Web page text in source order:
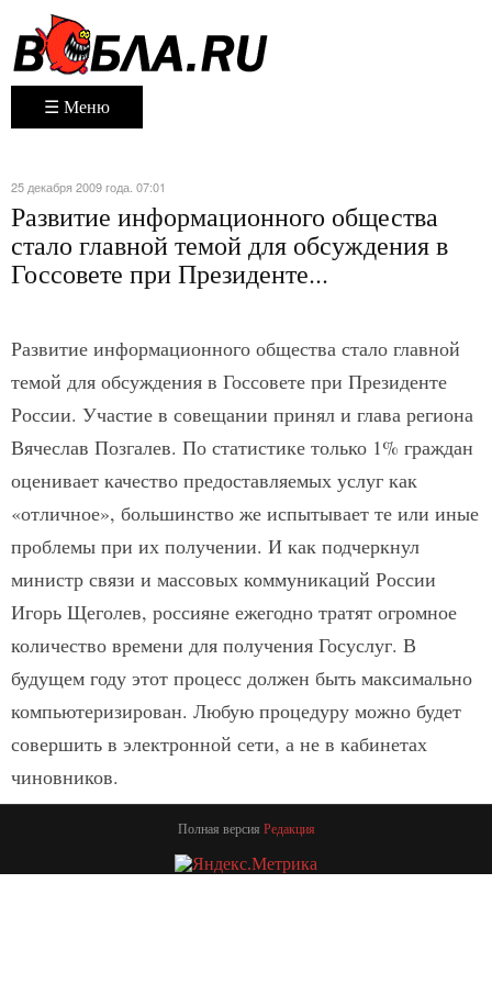
☰ Меню
25 декабря 2009 года. 07:01
Развитие информационного общества
стало главной темой для обсуждения в
Госсовете при Президенте...
Развитие информационного общества стало главной
темой для обсуждения в Госсовете при Президенте
России. Участие в совещании принял и глава региона
Вячеслав Позгалев. По статистике только 1% граждан
оценивает качество предоставляемых услуг как
«отличное», большинство же испытывает те или иные
проблемы при их получении. И как подчеркнул
министр связи и массовых коммуникаций России
Игорь Щеголев, россияне ежегодно тратят огромное
количество времени для получения Госуслуг. В
будущем году этот процесс должен быть максимально
компьютеризирован. Любую процедуру можно будет
совершить в электронной сети, а не в кабинетах
чиновников.
Полная версия Редакция